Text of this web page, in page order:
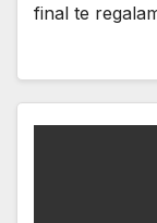
final te